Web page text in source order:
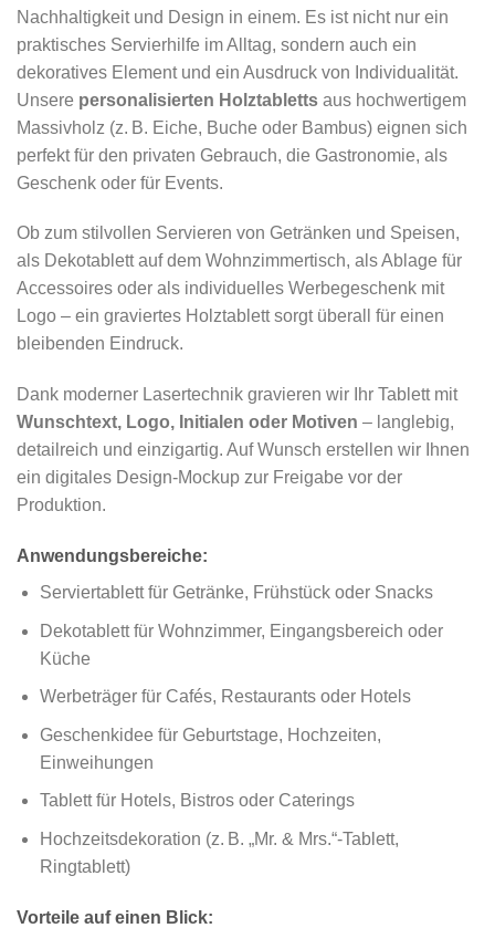
Nachhaltigkeit und Design in einem. Es ist nicht nur ein
praktisches Servierhilfe im Alltag, sondern auch ein
dekoratives Element und ein Ausdruck von Individualität.
Unsere personalisierten Holztabletts aus hochwertigem
Massivholz (z. B. Eiche, Buche oder Bambus) eignen sich
perfekt für den privaten Gebrauch, die Gastronomie, als
Geschenk oder für Events.
Ob zum stilvollen Servieren von Getränken und Speisen,
als Dekotablett auf dem Wohnzimmertisch, als Ablage für
Accessoires oder als individuelles Werbegeschenk mit
Logo – ein graviertes Holztablett sorgt überall für einen
bleibenden Eindruck.
Dank moderner Lasertechnik gravieren wir Ihr Tablett mit
Wunschtext, Logo, Initialen oder Motiven – langlebig,
detailreich und einzigartig. Auf Wunsch erstellen wir Ihnen
ein digitales Design-Mockup zur Freigabe vor der
Produktion.
Anwendungsbereiche:
Serviertablett für Getränke, Frühstück oder Snacks
Dekotablett für Wohnzimmer, Eingangsbereich oder
Küche
Werbeträger für Cafés, Restaurants oder Hotels
Geschenkidee für Geburtstage, Hochzeiten,
Einweihungen
Tablett für Hotels, Bistros oder Caterings
Hochzeitsdekoration (z. B. „Mr. & Mrs.“-Tablett,
Ringtablett)
Vorteile auf einen Blick: